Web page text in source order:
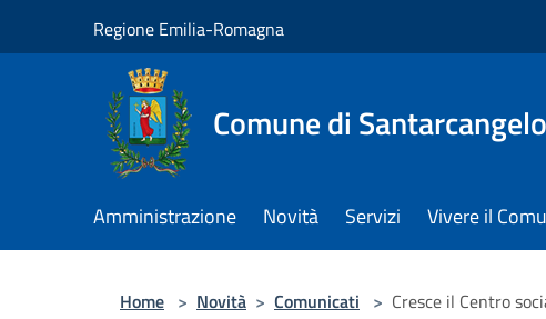
Regione Emilia-Romagna
Comune di
Amministrazione Novità Servizi Vivere il
Home > Novità > Comunicati > Cresce il Centro